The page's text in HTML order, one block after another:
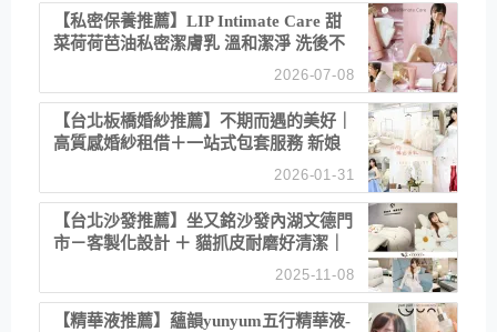
【私密保養推薦】LIP Intimate Care 甜
菜荷荷芭油私密潔膚乳 溫和潔淨 洗後不
2026-07-08
【台北板橋婚紗推薦】不期而遇的美好｜
高質感婚紗租借＋一站式包套服務 新娘
2026-01-31
【台北沙發推薦】坐又銘沙發內湖文德門
市－客製化設計 ＋ 貓抓皮耐磨好清潔｜
直營直銷、價格透明 高CP值打造夢想
2025-11-08
【精華液推薦】蘊韻yunyum五行精華液-